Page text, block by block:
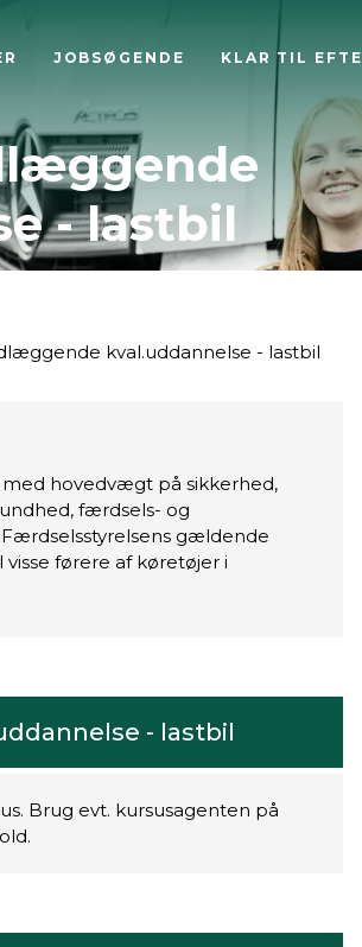
JOBSØGENDE KLAR TIL
- lastbil
kval.uddannelse - lastbil
hovedvægt på sikkerhed,
færdsels- og
Færdselsstyrelsens gældende
førere af køretøjer i
- lastbil
Brug evt. kursusagenten på